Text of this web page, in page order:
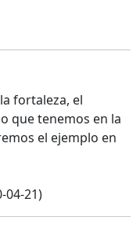
fortaleza, el
que tenemos en la
el ejemplo en
04-21)